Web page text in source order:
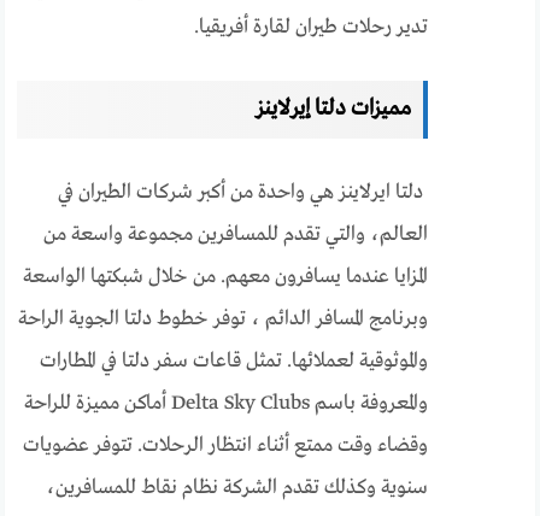
تدير رحلات طيران لقارة أفريقيا.
مميزات دلتا إيرلاينز
دلتا ايرلاينز هي واحدة من أكبر شركات الطيران في
العالم، والتي تقدم للمسافرين مجموعة واسعة من
المزايا عندما يسافرون معهم. من خلال شبكتها الواسعة
وبرنامج المسافر الدائم ، توفر خطوط دلتا الجوية الراحة
والموثوقية لعملائها. تمثل قاعات سفر دلتا في المطارات
والمعروفة باسم Delta Sky Clubs أماكن مميزة للراحة
وقضاء وقت ممتع أثناء انتظار الرحلات. تتوفر عضويات
سنوية وكذلك تقدم الشركة نظام نقاط للمسافرين،